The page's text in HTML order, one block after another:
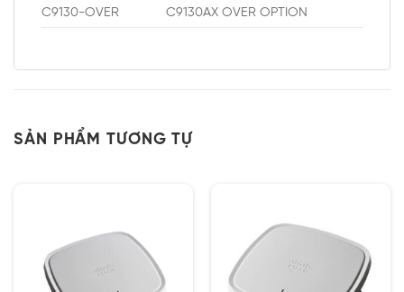
C9130-OVER C9130AX OVER OPTION
SẢN PHẨM TƯƠNG TỰ